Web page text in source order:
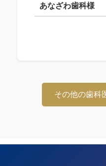
あなざわ歯科様
その他の歯科